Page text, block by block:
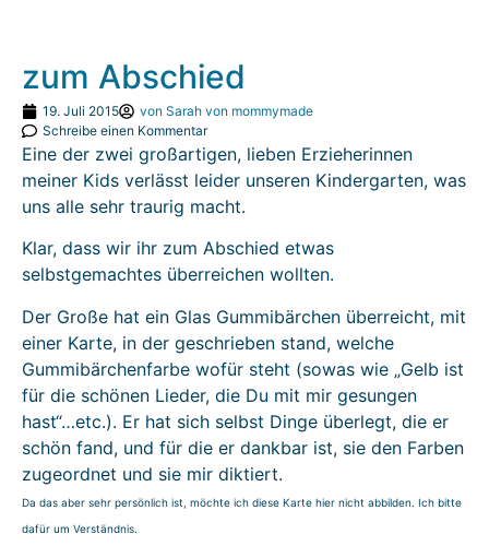
zum Abschied
19. Juli 2015 von Sarah von mommymade
Schreibe einen Kommentar
Eine der zwei großartigen, lieben Erzieherinnen
meiner Kids verlässt leider unseren Kindergarten, was
uns alle sehr traurig macht.
Klar, dass wir ihr zum Abschied etwas
selbstgemachtes überreichen wollten.
Der Große hat ein Glas Gummibärchen überreicht, mit
einer Karte, in der geschrieben stand, welche
Gummibärchenfarbe wofür steht (sowas wie „Gelb ist
für die schönen Lieder, die Du mit mir gesungen
hast“…etc.). Er hat sich selbst Dinge überlegt, die er
schön fand, und für die er dankbar ist, sie den Farben
zugeordnet und sie mir diktiert.
Da das aber sehr persönlich ist, möchte ich diese Karte hier nicht abbilden. Ich bitte
dafür um Verständnis.